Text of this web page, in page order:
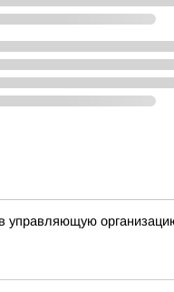
управляющую